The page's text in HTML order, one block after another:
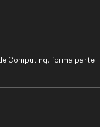
Computing, forma parte